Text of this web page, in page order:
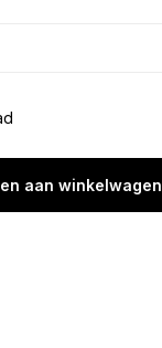
aan winkelwagen